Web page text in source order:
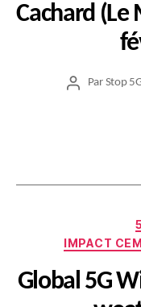
Cachard
Auteur
Par Stop
IMPACT
Global 5G